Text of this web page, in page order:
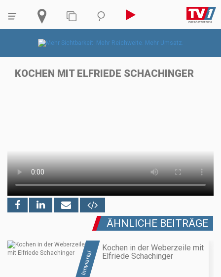
KOCHEN MIT ELFRIEDE SCHACHINGER
ÄHNLICHE BEITRÄGE
Innviertel
Kochen in der Weberzeile mit
Elfriede Schachinger